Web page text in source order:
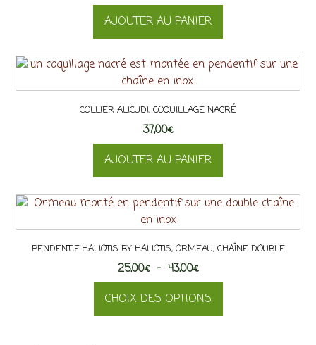
AJOUTER AU PANIER
COLLIER ALICUDI, COQUILLAGE NACRÉ
37,00€
AJOUTER AU PANIER
PENDENTIF HALIOTIS BY HALIOTIS, ORMEAU, CHAÎNE DOUBLE
25,00€ – 43,00€Plage
de
prix :
25,00€
CHOIX DES OPTIONS